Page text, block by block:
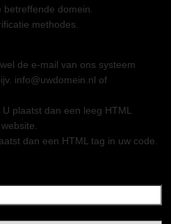
domein.
methodes.
de e-mail van ons systeem
info@uwdomein.nl of
plaatst dan een leeg HTML
dan een HTML tag in uw code.